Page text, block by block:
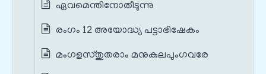
ഏവമെന്തിനോതീടുന്നു
രംഗം 12 അയോദ്ധ്യ പട്ടാഭിഷേകം
മംഗളസ്തുതരാം മനുകുലപുംഗവരേ